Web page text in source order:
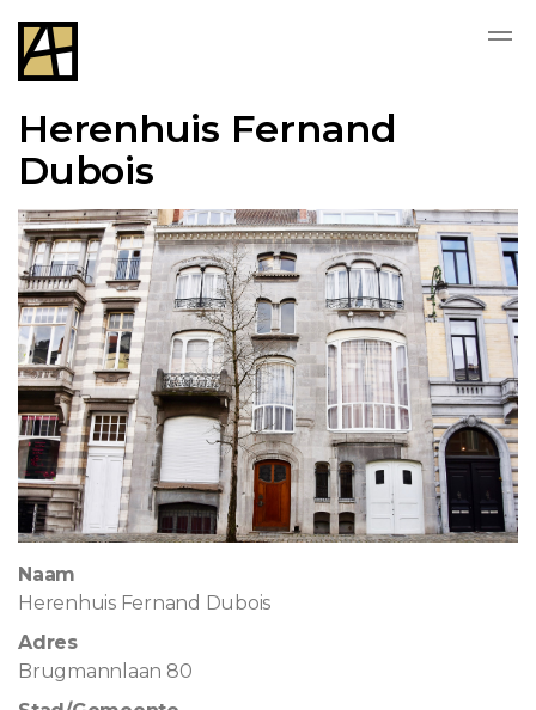
Herenhuis Fernand
Dubois
Naam
Herenhuis Fernand Dubois
Adres
Brugmannlaan 80